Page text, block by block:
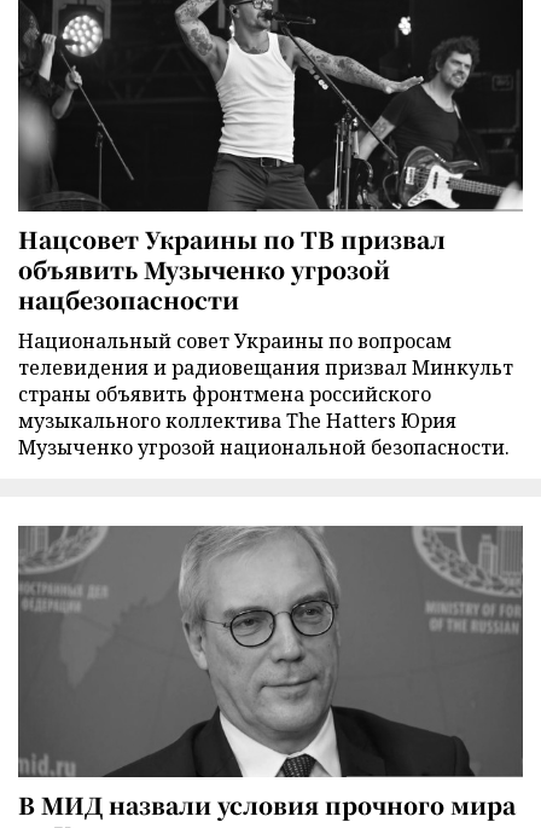
Нацсовет Украины по ТВ призвал
объявить Музыченко угрозой
нацбезопасности
Национальный совет Украины по вопросам
телевидения и радиовещания призвал Минкульт
страны объявить фронтмена российского
музыкального коллектива The Hatters Юрия
Музыченко угрозой национальной безопасности.
В МИД назвали условия прочного мира